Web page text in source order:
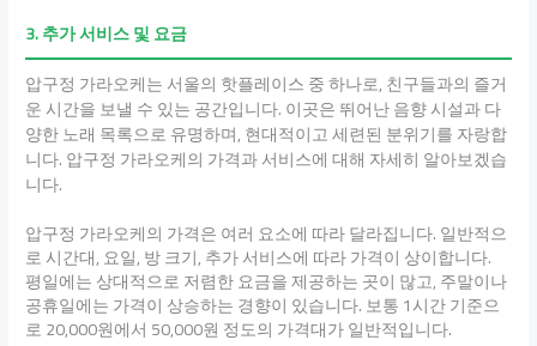
3. 추가 서비스 및 요금
압구정 가라오케는 서울의 핫플레이스 중 하나로, 친구들과의 즐거
운 시간을 보낼 수 있는 공간입니다. 이곳은 뛰어난 음향 시설과 다
양한 노래 목록으로 유명하며, 현대적이고 세련된 분위기를 자랑합
니다. 압구정 가라오케의 가격과 서비스에 대해 자세히 알아보겠습
니다.
압구정 가라오케의 가격은 여러 요소에 따라 달라집니다. 일반적으
로 시간대, 요일, 방 크기, 추가 서비스에 따라 가격이 상이합니다.
평일에는 상대적으로 저렴한 요금을 제공하는 곳이 많고, 주말이나
공휴일에는 가격이 상승하는 경향이 있습니다. 보통 1시간 기준으
로 20,000원에서 50,000원 정도의 가격대가 일반적입니다.